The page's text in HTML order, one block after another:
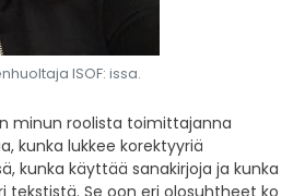
ISOF: issa.
minun roolista toimittajanna
kunka lukkee korektyyriä
kunka käyttää sanakirjoja ja kunka